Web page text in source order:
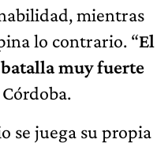
mientras
lo contrario. “El
muy fuerte
se juega su propia